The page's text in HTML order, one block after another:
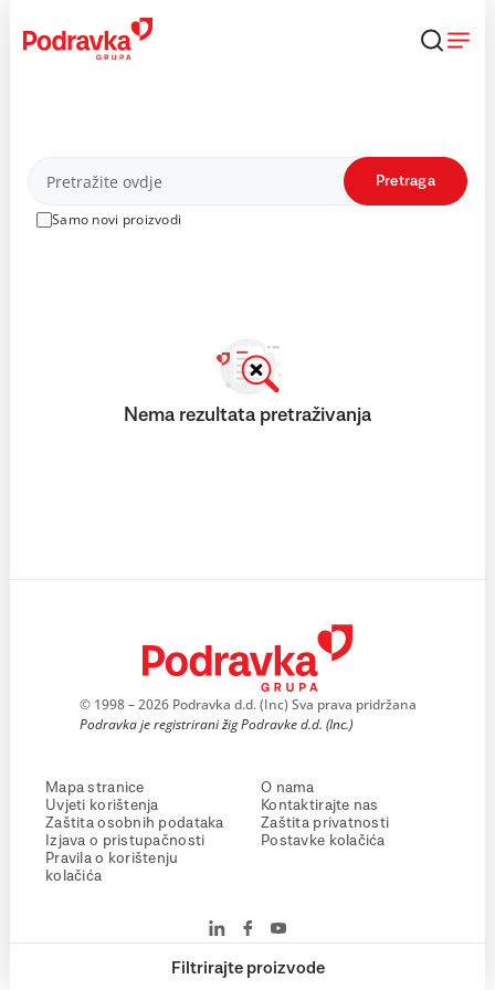
content
Proizvodi
Samo novi proizvodi
Pretraga
Filtrirajte proizvode
Nema rezultata pretraživanja
© 1998 – 2026 Podravka d.d. (Inc) Sva prava pridržana
Podravka je registrirani žig Podravke d.d. (Inc.)
Mapa stranice
Uvjeti korištenja
Zaštita osobnih podataka
Izjava o pristupačnosti
Pravila o korištenju
kolačića
O nama
Kontaktirajte nas
Zaštita privatnosti
Postavke kolačića